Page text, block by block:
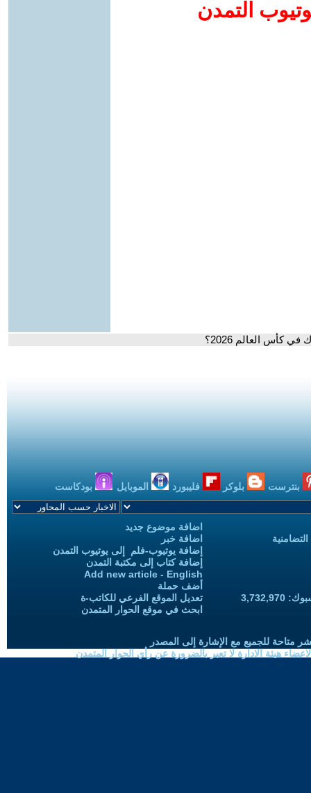
التمدن
العالم 2026؟
بنترست بلوكر فليبورد الموبايل بودكاست
اضافة موضوع جديد
اضافة خبر
إضافة يوتيوب-فلم إلى يوتيوب التمدن
إضافة كتاب إلى مكتبة التمدن
Add new article - English
أضف حملة
تعديل الموقع الفرعي للكاتب-ة
ابحث في موقع الحوار المتمدن
متاحة للجميع مع الإشارة إلى المصدر
هيئة الادارة لا تعبر بالضرورة عن رأي الحوار المتمدن